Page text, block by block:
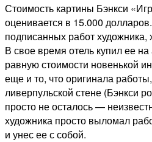
Стоимость картины Бэнкси
оценивается в 15.000
подписанных работ
В свое время отель купил ее
равную стоимости новенькой
еще и то, что оригинала
ливерпульской стене (Бэнкси
просто не осталось —
художника просто выломал
и унес ее с собой.